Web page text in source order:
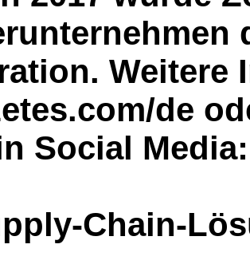
Weitere
de
Social
Chain-